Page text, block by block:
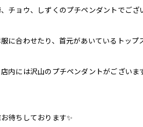
チョウ、しずくのプチペンダントでござ
に合わせたり、首元があいているトッ
内には沢山のプチペンダントがござい
待ちしております✨️